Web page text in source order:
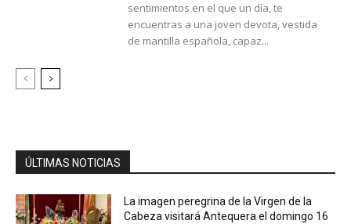
sentimientos en el que un día, te
encuentras a una joven devota, vestida
de mantilla española, capaz...
ÚLTIMAS NOTICIAS
La imagen peregrina de la Virgen de la
Cabeza visitará Antequera el domingo 16